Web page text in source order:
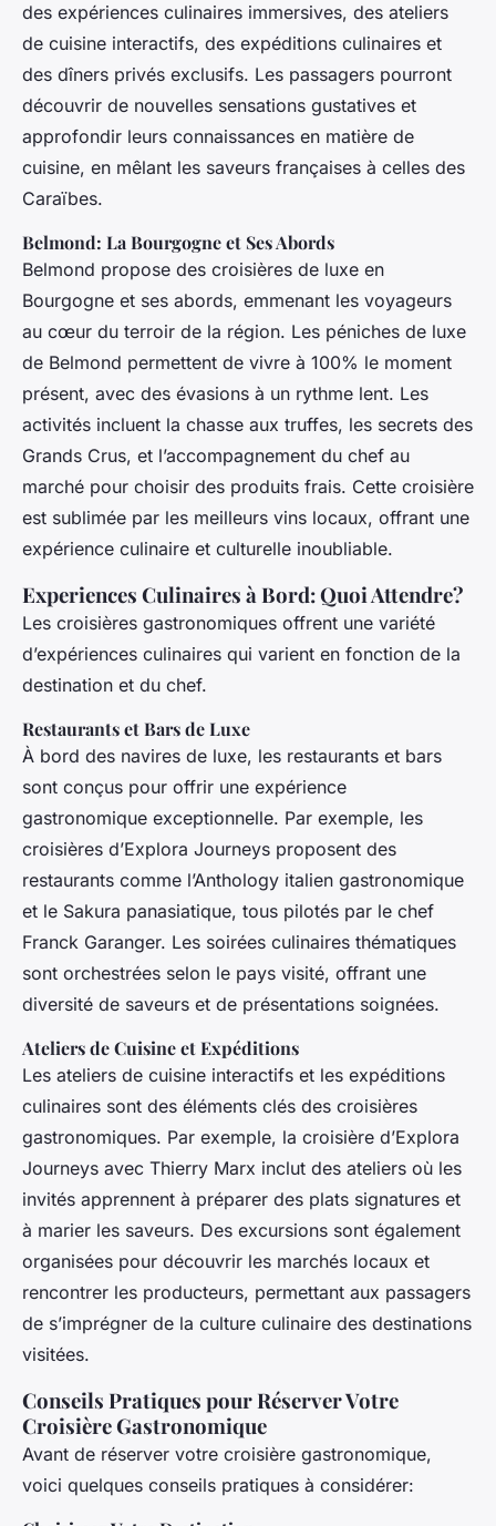
des expériences culinaires immersives, des ateliers
de cuisine interactifs, des expéditions culinaires et
des dîners privés exclusifs. Les passagers pourront
découvrir de nouvelles sensations gustatives et
approfondir leurs connaissances en matière de
cuisine, en mêlant les saveurs françaises à celles des
Caraïbes.
Belmond: La Bourgogne et Ses Abords
Belmond propose des croisières de luxe en
Bourgogne et ses abords, emmenant les voyageurs
au cœur du terroir de la région. Les péniches de luxe
de Belmond permettent de vivre à 100% le moment
présent, avec des évasions à un rythme lent. Les
activités incluent la chasse aux truffes, les secrets des
Grands Crus, et l’accompagnement du chef au
marché pour choisir des produits frais. Cette croisière
est sublimée par les meilleurs vins locaux, offrant une
expérience culinaire et culturelle inoubliable.
Experiences Culinaires à Bord: Quoi Attendre?
Les croisières gastronomiques offrent une variété
d’expériences culinaires qui varient en fonction de la
destination et du chef.
Restaurants et Bars de Luxe
À bord des navires de luxe, les restaurants et bars
sont conçus pour offrir une expérience
gastronomique exceptionnelle. Par exemple, les
croisières d’Explora Journeys proposent des
restaurants comme l’Anthology italien gastronomique
et le Sakura panasiatique, tous pilotés par le chef
Franck Garanger. Les soirées culinaires thématiques
sont orchestrées selon le pays visité, offrant une
diversité de saveurs et de présentations soignées.
Ateliers de Cuisine et Expéditions
Les ateliers de cuisine interactifs et les expéditions
culinaires sont des éléments clés des croisières
gastronomiques. Par exemple, la croisière d’Explora
Journeys avec Thierry Marx inclut des ateliers où les
invités apprennent à préparer des plats signatures et
à marier les saveurs. Des excursions sont également
organisées pour découvrir les marchés locaux et
rencontrer les producteurs, permettant aux passagers
de s’imprégner de la culture culinaire des destinations
visitées.
Conseils Pratiques pour Réserver Votre
Croisière Gastronomique
Avant de réserver votre croisière gastronomique,
voici quelques conseils pratiques à considérer: